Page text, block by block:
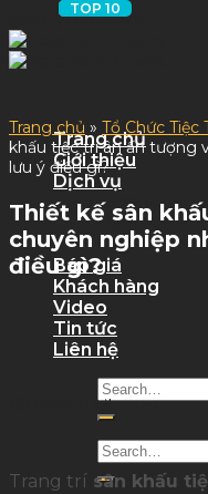
Skip to content
Trang chủ
Giới thiệu
Dịch vụ
Dịch Vụ Sự
Dịch Vụ
Quy trình
Báo giá
Khách hàng
Video
Tin tức
Liên hệ
Trang chủ » Tổ Chức Tiệc
khấu tiệc tri ân ấn tượng
lưu ý điều gì?
Thiết kế sân
chuyên nghiệp
điều gì?
1894 lượt xem
Trang trí sân khấu